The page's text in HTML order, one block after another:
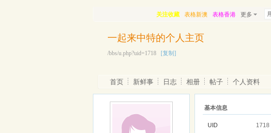
关注收藏 表格新澳 表格香港 更多
一起来中特的个人主页
/bbs/u.php?uid=1718 [复制]
首页 新鲜事 日志 相册 帖子 个人资料
基本信息
UID
1718